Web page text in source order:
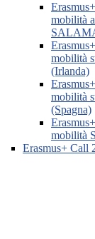
mobilità
mobilità
(Irlanda)
mobilità
(Spagna)
mobilità
Erasmus+ Call